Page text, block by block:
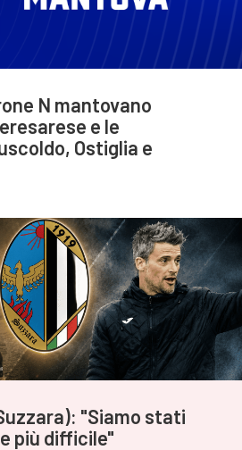
N mantovano
e le
Ostiglia e
"Siamo stati
più difficile"